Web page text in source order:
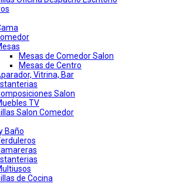
Mesas de Comedor Salon
Mesas de Centro
Vitrina, Bar
Salon
TV
Salon Comedor
Baño
de Cocina